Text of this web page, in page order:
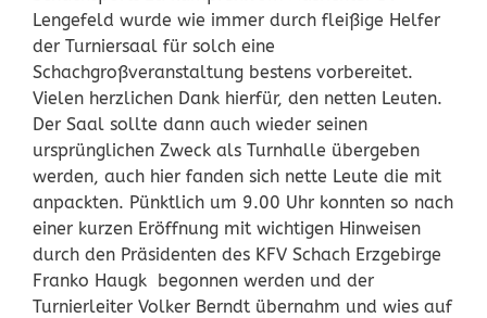
Lengefeld wurde wie immer durch fleißige Helfer
der Turniersaal für solch eine
Schachgroßveranstaltung bestens vorbereitet.
Vielen herzlichen Dank hierfür, den netten Leuten.
Der Saal sollte dann auch wieder seinen
ursprünglichen Zweck als Turnhalle übergeben
werden, auch hier fanden sich nette Leute die mit
anpackten. Pünktlich um 9.00 Uhr konnten so nach
einer kurzen Eröffnung mit wichtigen Hinweisen
durch den Präsidenten des KFV Schach Erzgebirge
Franko Haugk begonnen werden und der
Turnierleiter Volker Berndt übernahm und wies auf